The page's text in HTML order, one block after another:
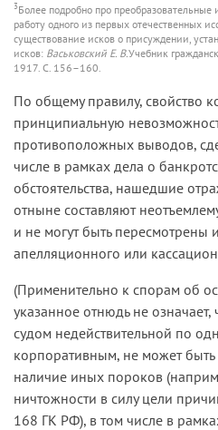
3Более подробно про
работу одного из первых отечественных
существование исков о присуждении,
исков: Васьковский Е. В.Учебник
1917. С. 156–160.
По общему правилу, свойство
принципиальную
противоположных выводов,
числе в рамках дела о
обстоятельства, нашедшие
отныне составляют
и не могут быть пересмотрены
апелляционного или
(Применительно к спорам об
указанное отнюдь не означает,
судом недействительной по
корпоративным, не может
наличие иных пороков
ничтожности в силу цели
168 ГК РФ), в том числе в